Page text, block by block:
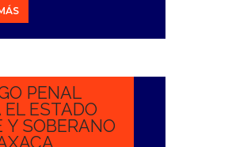
PENAL
EL ESTADO
Y SOBERANO